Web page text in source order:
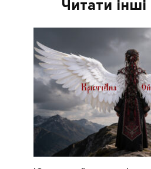
Читати